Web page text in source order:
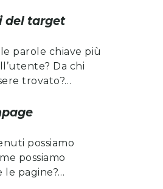
del target
parole chiave più
Da chi
trovato?…
possiamo
possiamo
le pagine?…